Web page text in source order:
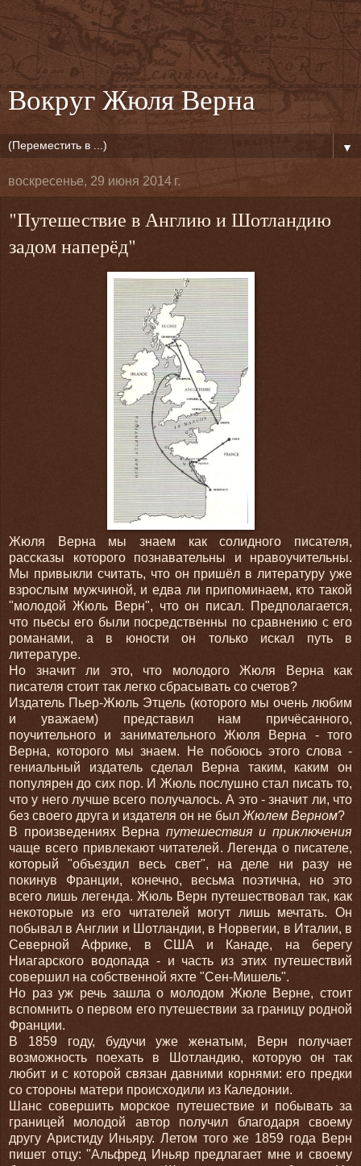
Вокруг Жюля Верна
▼
воскресенье, 29 июня 2014 г.
"Путешествие в Англию и Шотландию
задом наперёд"
Жюля Верна мы знаем как солидного писателя,
рассказы которого познавательны и нравоучительны.
Мы привыкли считать, что он пришёл в литературу уже
взрослым мужчиной, и едва ли припоминаем, кто такой
"молодой Жюль Верн", что он писал. Предполагается,
что пьесы его были посредственны по сравнению с его
романами, а в юности он только искал путь в
литературе.
Но значит ли это, что молодого Жюля Верна как
писателя стоит так легко сбрасывать со счетов?
Издатель Пьер-Жюль Этцель (которого мы очень любим
и уважаем) представил нам причёсанного,
поучительного и занимательного Жюля Верна - того
Верна, которого мы знаем. Не побоюсь этого слова -
гениальный издатель сделал Верна таким, каким он
популярен до сих пор. И Жюль послушно стал писать то,
что у него лучше всего получалось. А это - значит ли, что
без своего друга и издателя он не был Жюлем Верном?
В произведениях Верна путешествия и приключения
чаще всего привлекают читателей. Легенда о писателе,
который "объездил весь свет", на деле ни разу не
покинув Франции, конечно, весьма поэтична, но это
всего лишь легенда. Жюль Верн путешествовал так, как
некоторые из его читателей могут лишь мечтать. Он
побывал в Англии и Шотландии, в Норвегии, в Италии, в
Северной Африке, в США и Канаде, на берегу
Ниагарского водопада - и часть из этих путешествий
совершил на собственной яхте "Сен-Мишель".
Но раз уж речь зашла о молодом Жюле Верне, стоит
вспомнить о первом его путешествии за границу родной
Франции.
В 1859 году, будучи уже женатым, Верн получает
возможность поехать в Шотландию, которую он так
любит и с которой связан давними корнями: его предки
со стороны матери происходили из Каледонии.
Шанс совершить морское путешествие и побывать за
границей молодой автор получил благодаря своему
другу Аристиду Иньяру. Летом того же 1859 года Верн
пишет отцу: "Альфред Иньяр предлагает мне и своему